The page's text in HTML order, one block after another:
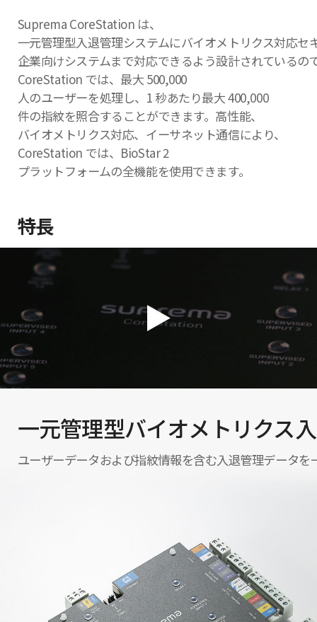
Suprema CoreStation は、
一元管理型入退管理システムにバイオメトリクス対応
企業向けシステムまで対応できるよう設計されているの
CoreStation では、最大 500,000
人のユーザーを処理し、1 秒あたり最大 400,000
件の指紋を照合することができます。高性能、
バイオメトリクス対応、イーサネット通信により、
CoreStation では、BioStar 2
プラットフォームの全機能を使用できます。
特長
一元管理型バイオメトリクス
ユーザーデータおよび指紋情報を含む入退管理データを